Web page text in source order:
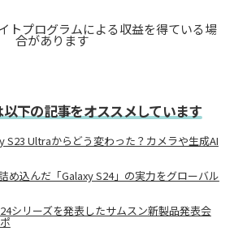
トプログラムによる収益を得ている場
合があります
下の記事をオススメしています
S23 Ultraからどう変わった？カメラや生成AI
め込んだ「Galaxy S24」の実力をグローバル
シリーズを発表したサムスン新製品発表会